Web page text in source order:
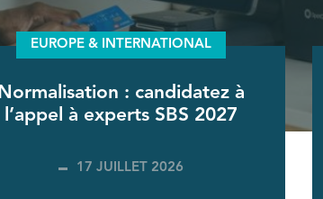
EUROPE & INTERNATIONAL
Normalisation : candidatez à
l’appel à experts SBS 2027
17 JUILLET 2026